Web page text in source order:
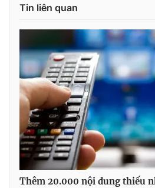
Tin liên quan
Thêm 20.000 nội dung thiếu